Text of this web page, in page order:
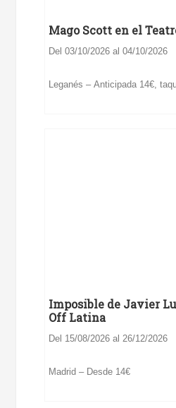
Mago Scott en el
Del 03/10/2026 al 04/10/2026
Leganés – Anticipada 14€,
Imposible de Javier
Off Latina
Del 15/08/2026 al 26/12/2026
Madrid – Desde 14€